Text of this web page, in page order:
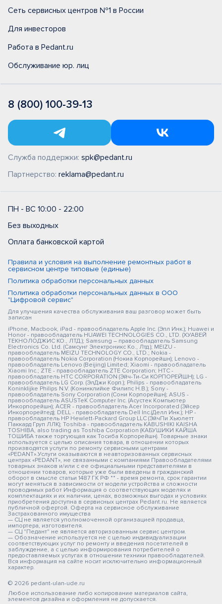
Сеть сервисных центров №1 в России
Для инвесторов
Работа в Pedant.ru
Обслуживание юр. лиц
8 (800) 100-39-13
Служба поддержки: spk@pedant.ru
Партнерство: reklama@pedant.ru
ПН - ВС 10:00 - 22:00
Без выходных
Оплата банковской картой
Правила и условия на выполнение ремонтных работ в
сервисном центре типовые (единые)
Политика обработки персональных данных
Политика обработки персональных данных в ООО
"Цифровой сервис"
Для улучшения качества обслуживания ваш разговор может быть
записан
iPhone, Macbook, iPad - правообладатель Apple Inc. (Эпл Инк.); Huawei и
Honor - правообладатель HUAWEI TECHNOLOGIES CO., LTD. (ХУАВЕЙ
ТЕКНОЛОДЖИС КО., ЛТД.); Samsung – правообладатель Samsung
Electronics Co. Ltd. (Самсунг Электроникс Ко., Лтд.); MEIZU -
правообладатель MEIZU TECHNOLOGY CO., LTD.; Nokia -
правообладатель Nokia Corporation (Нокиа Корпорейшн); Lenovo -
правообладатель Lenovo (Beijing) Limited; Xiaomi - правообладатель
Xiaomi Inc.; ZTE - правообладатель ZTE Corporation; HTC -
правообладатель HTC CORPORATION (Эйч-Ти-Си КОРПОРЕЙШН); LG -
правообладатель LG Corp. (ЭлДжи Корп.); Philips - правообладатель
Koninklijke Philips N.V. (Конинклийке Филипс Н.В.); Sony -
правообладатель Sony Corporation (Сони Корпорейшн); ASUS -
правообладатель ASUSTeK Computer Inc. (Асустек Компьютер
Инкорпорейшн); ACER - правообладатель Acer Incorporated (Эйсер
Инкорпорейтед); DELL - правообладатель Dell Inc.(Делл Инк.); HP -
правообладатель HP Hewlett-Packard Group LLC (ЭйчПи Хьюлетт
Паккард Груп ЛЛК); Toshiba - правообладатель KABUSHIKI KAISHA
TOSHIBA, also trading as Toshiba Corporation (КАБУШИКИ КАЙША
ТОШИБА также торгующая как Тосиба Корпорейшн). Товарные знаки
используется с целью описания товара, в отношении которых
производятся услуги по ремонту сервисными центрами
«PEDANT».Услуги оказываются в неавторизованных сервисных
центрах «PEDANT», не связанными с компаниями Правообладателями
товарных знаков и/или с ее официальными представителями в
отношении товаров, которые уже были введены в гражданский
оборот в смысле статьи 1487 ГК РФ ** - время ремонта, срок гарантии
могут меняться в зависимости от модели устройства и сложности
проводимых работ Информация о соответствующих моделях и
комплектациях и их наличии, ценах, возможных выгодах и условиях
приобретения доступна в сервисных центрах Pedant.ru. Не является
публичной офертой. Оферта на сервисное обслуживание
Застрахованного имущества
— СЦ не является уполномоченной организацией продавца,
импортера, изготовителя.
— СЦ "Педант" не является авторизованным сервис центром.
— Обозначение используется не с целью индивидуализации
соответствующих услуг по ремонту и введения посетителей в
заблуждение, а с целью информирования потребителей о
предоставляемых услугах в отношении техники правообладателей.
Вся информация на сайте носит исключительно информационный
характер.
© 2026 pedant-ulan-ude.ru
Любое использование либо копирование материалов сайта,
элементов дизайна и оформления не допускается.